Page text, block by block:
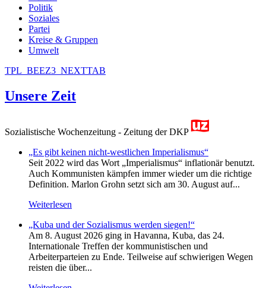
Politik
Soziales
Partei
Kreise & Gruppen
Umwelt
TPL_BEEZ3_NEXTTAB
Unsere Zeit
Sozialistische Wochenzeitung - Zeitung der DKP
„Es gibt keinen nicht-westlichen Imperialismus“
Seit 2022 wird das Wort „Imperialismus“ inflationär benutzt.
Auch Kommunisten kämpfen immer wieder um die richtige
Definition. Marlon Grohn setzt sich am 30. August auf...
Weiterlesen
„Kuba und der Sozialismus werden siegen!“
Am 8. August 2026 ging in Havanna, Kuba, das 24.
Internationale Treffen der kommunistischen und
Arbeiterparteien zu Ende. Teilweise auf schwierigen Wegen
reisten die über...